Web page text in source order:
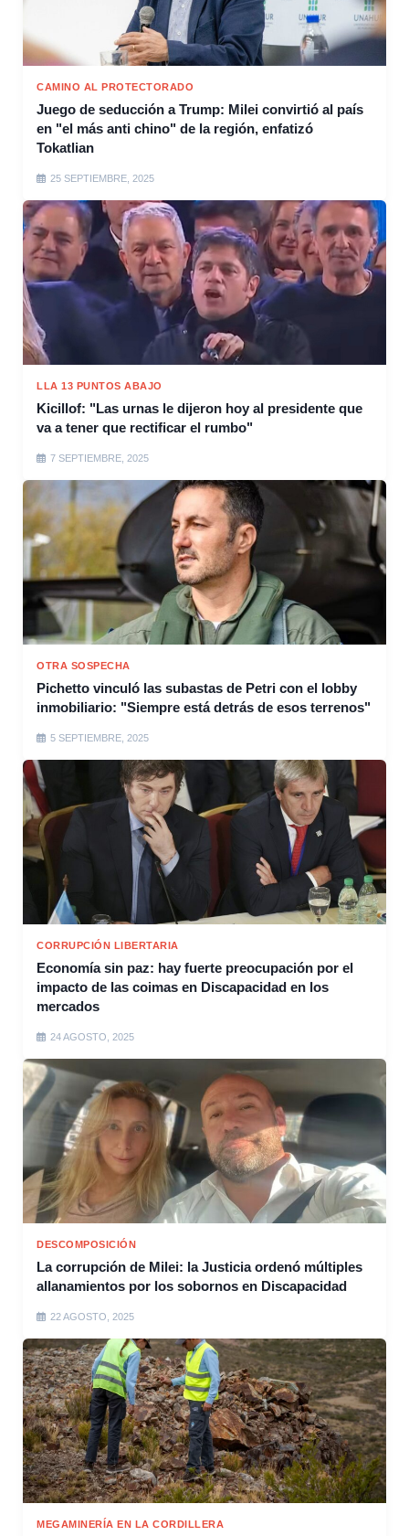
CAMINO AL PROTECTORADO
Juego de seducción a Trump: Milei convirtió al país
en "el más anti chino" de la región, enfatizó
Tokatlian
25 SEPTIEMBRE, 2025
LLA 13 PUNTOS ABAJO
Kicillof: "Las urnas le dijeron hoy al presidente que
va a tener que rectificar el rumbo"
7 SEPTIEMBRE, 2025
OTRA SOSPECHA
Pichetto vinculó las subastas de Petri con el lobby
inmobiliario: "Siempre está detrás de esos terrenos"
5 SEPTIEMBRE, 2025
CORRUPCIÓN LIBERTARIA
Economía sin paz: hay fuerte preocupación por el
impacto de las coimas en Discapacidad en los
mercados
24 AGOSTO, 2025
DESCOMPOSICIÓN
La corrupción de Milei: la Justicia ordenó múltiples
allanamientos por los sobornos en Discapacidad
22 AGOSTO, 2025
MEGAMINERÍA EN LA CORDILLERA